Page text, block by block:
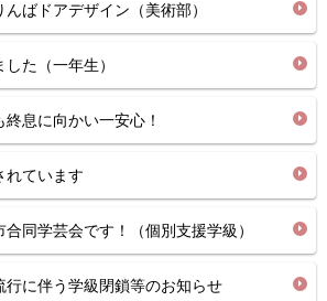
ばドアデザイン（美術部）
た（一年生）
息に向かい一安心！
れています
同学芸会です！（個別支援学級）
行に伴う学級閉鎖等のお知らせ